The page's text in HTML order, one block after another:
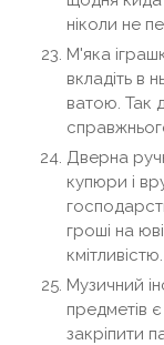
ніколи не
М'яка
вкладіть в
ватою. Так
Дверна
купюри і
гроші на
кмітливістю.
Музичний
предметів
закріпити